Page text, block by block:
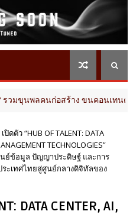
อสร้าง ขนคอนเทนต์-นิทรรศการเ
เปิดตัว “HUB OF TALENT: DATA
TECHNOLOGIES”
ย์ข้อมูล ปัญญาประดิษฐ์ และการ
ะเทศไทยสู่ศูนย์กลางดิจิทัลของ
DATA CENTER, AI,